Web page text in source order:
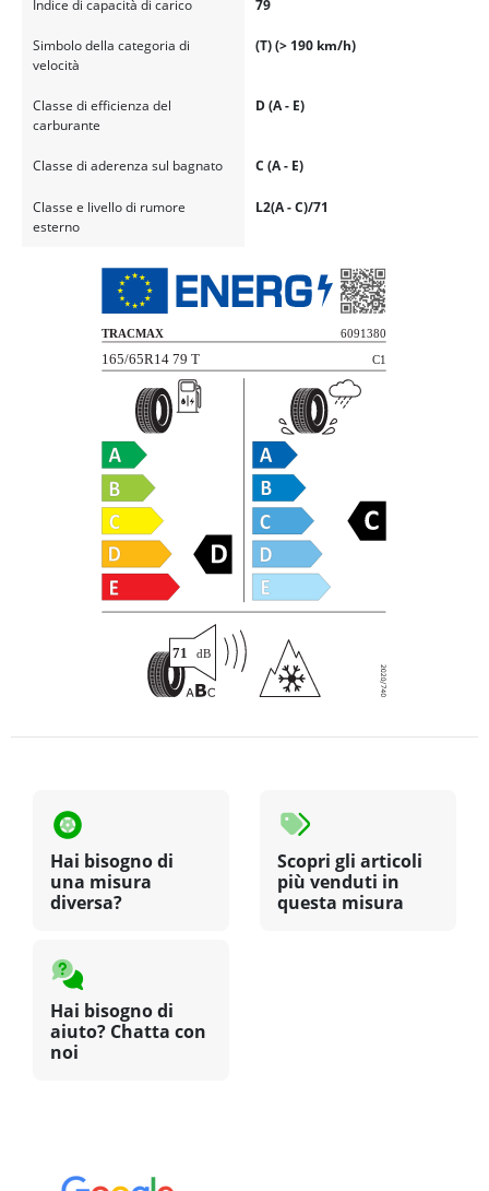
Indice di capacità di carico 79
Simbolo della categoria di
velocità
(T) (> 190 km/h)
Classe di efficienza del
carburante
D (A - E)
Classe di aderenza sul bagnato C (A - E)
Classe e livello di rumore
esterno
L2(A - C)/71
Hai bisogno di
una misura
diversa?
Scopri gli articoli
più venduti in
questa misura
Hai bisogno di
aiuto? Chatta con
noi